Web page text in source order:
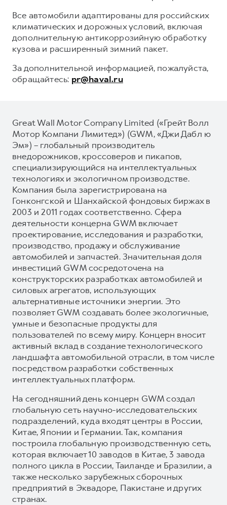
Все автомобили адаптированы для российских
климатических и дорожных условий, включая
дополнительную антикоррозийную обработку
кузова и расширенный зимний пакет.
За дополнительной информацией, пожалуйста,
обращайтесь: pr@haval.ru
Great Wall Motor Company Limited («Грейт Волл
Мотор Компани Лимитед») (GWM, «Джи Дабл ю
Эм») – глобальный производитель
внедорожников, кроссоверов и пикапов,
специализирующийся на интеллектуальных
технологиях и экологичном производстве.
Компания была зарегистрирована на
Гонконгской и Шанхайской фондовых биржах в
2003 и 2011 годах соответственно. Сфера
деятельности концерна GWM включает
проектирование, исследования и разработки,
производство, продажу и обслуживание
автомобилей и запчастей. Значительная доля
инвестиций GWM сосредоточена на
конструкторских разработках автомобилей и
силовых агрегатов, использующих
альтернативные источники энергии. Это
позволяет GWM создавать более экологичные,
умные и безопасные продукты для
пользователей по всему миру. Концерн вносит
активный вклад в создание технологического
ландшафта автомобильной отрасли, в том числе
посредством разработки собственных
интеллектуальных платформ.
На сегодняшний день концерн GWM создал
глобальную сеть научно-исследовательских
подразделений, куда входят центры в России,
Китае, Японии и Германии. Так, компания
построила глобальную производственную сеть,
которая включает 10 заводов в Китае, 3 завода
полного цикла в России, Таиланде и Бразилии, а
также несколько зарубежных сборочных
предприятий в Эквадоре, Пакистане и других
странах.